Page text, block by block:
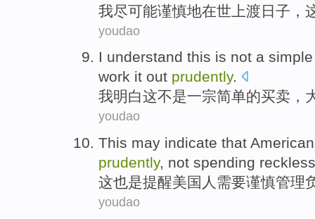
我尽可能谨慎地在世上渡日子，
youdao
I understand this is not a simple
work it out prudently.
我明白这不是一宗简单的买卖 ，
youdao
This may indicate that
prudently, not spending
这也是提醒美国 人 需要谨慎管理
youdao